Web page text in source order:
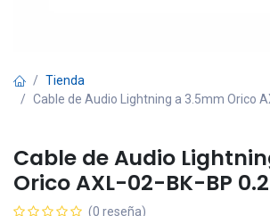
Tienda
Cable de Audio Lightning a 3.5mm Orico
Cable de Audio
Orico AXL-02-BK-BP
(0 reseña)